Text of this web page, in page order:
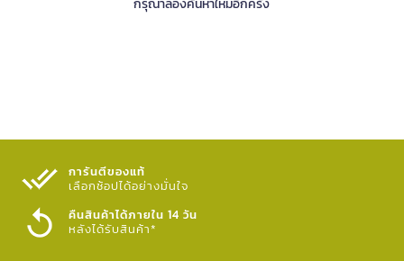
กรุณาลองค้นหาใหม่อีกครั้ง
การันตีของแท้
เลือกช้อปได้อย่างมั่นใจ​
คืนสินค้าได้ภายใน 14 วัน
หลังได้รับสินค้า*